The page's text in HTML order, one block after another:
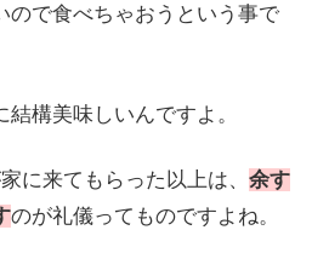
ので食べちゃおうという事で
構美味しいんですよ。
に来てもらった以上は、 余す
のが礼儀ってものですよね。